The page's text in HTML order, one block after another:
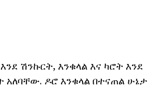
ሽንኩርት, እንቁላል እና ካሮት እንደ
ዶሮ እንቁላል በተናጠል ሁኔታ